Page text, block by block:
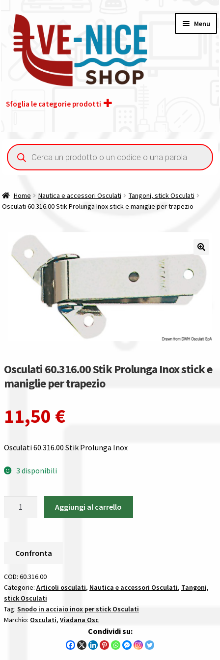
alla
navigazione
contenuto
Menu
Sfoglia le categorie prodotti
Acquisto iva 4% (agevolata)
Contatti
Il nostro gruppo acquisti
La nostra azienda
Condizioni generali
Acquisti in rete pubblica amministrazione
Assicurazione integrativa Garanzia3
Bonus fiscali 2025
Diritto di recesso
Garanzia del produttore
Gestione resi
Guida all’utilizzo del sito
Pagamenti
Confronta
Confronta
I nostri negozi
Riepilogo ordine
Spedizioni in europa
Ricerca
prodotti
Home Nautica e accessori Osculati
Tangoni, stick Osculati
Osculati 60.316.00 Stik Prolunga Inox stick e maniglie per trapezio
Osculati 60.316.00 Stik Prolunga Inox stick e
maniglie per trapezio
11,50 €
Osculati 60.316.00 Stik Prolunga Inox
3 disponibili
Inox
e
maniglie
per
trapezio
quantità
Aggiungi al carrello
Confronta
COD: 60.316.00
Categorie: Articoli osculati, Nautica e accessori Osculati, Tangoni,
stick Osculati
Tag: Snodo in acciaio inox per stick Osculati
Marchio: Osculati, Viadana Osc
Condividi su: